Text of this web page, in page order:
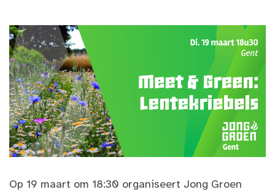
Op 19 maart om 18:30 organiseert Jong Groen